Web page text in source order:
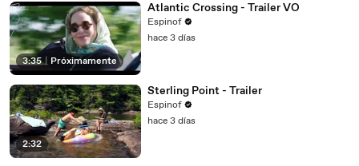
3:35 | Próximamente
Atlantic Crossing - Trailer VO
Espinof
hace 3 días
2:32
Sterling Point - Trailer
Espinof
hace 3 días